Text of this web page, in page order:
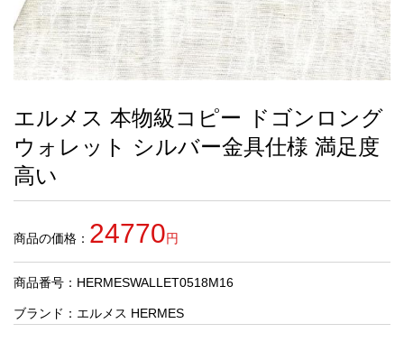
最
新
製
品
す
す
め
商
人
気
商
エルメス 本物級コピー ドゴンロング
ウォレット シルバー金具仕様 満足度
高い
商品の価格： 24770円
商品番号：HERMESWALLET0518M16
ブランド： エルメス HERMES